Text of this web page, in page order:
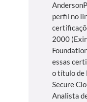
perfil no
2000
essas
o título de
Secure
Analista